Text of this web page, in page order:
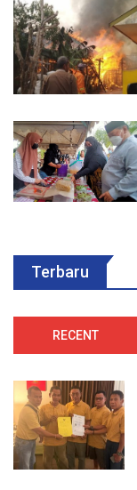
Terbaru
RECENT